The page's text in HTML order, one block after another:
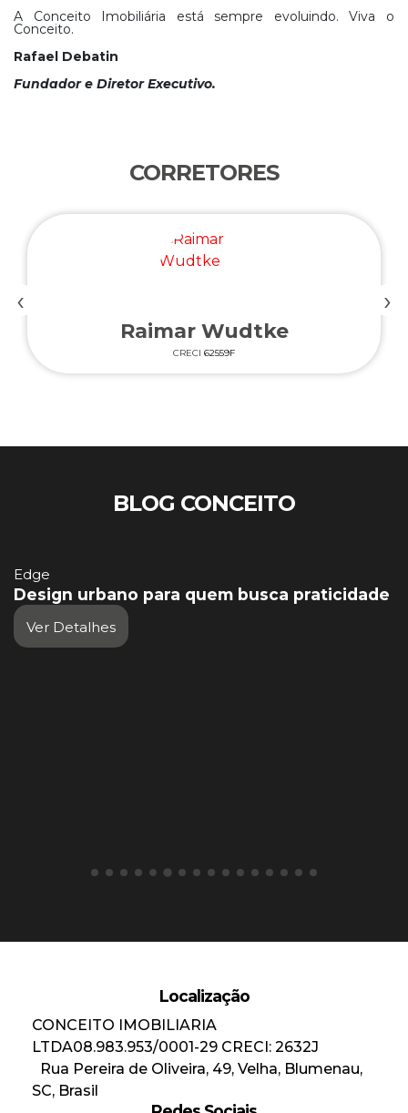
A Conceito Imobiliária está sempre evoluindo. Viva o
Conceito.
Rafael Debatin
Fundador e Diretor Executivo.
CORRETORES
Raimar Wudtke
CRECI 62559F
‹ ›
BLOG CONCEITO
Edge
Design urbano para quem busca praticidade
Localização
CONCEITO IMOBILIARIA
LTDA08.983.953/0001-29 CRECI: 2632J
Rua Pereira de Oliveira, 49, Velha, Blumenau,
SC, Brasil